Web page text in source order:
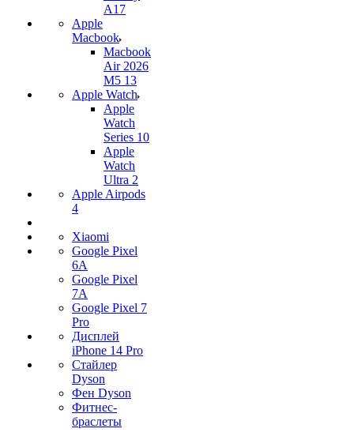
A17
Apple
Macbook
Macbook
Air 2026
M5 13
Apple Watch
Apple
Watch
Series 10
Apple
Watch
Ultra 2
Apple Airpods
4
Xiaomi
Google Pixel
6A
Google Pixel
7А
Google Pixel 7
Pro
Дисплей
iPhone 14 Pro
Стайлер
Dyson
Фен Dyson
Фитнес-
браслеты